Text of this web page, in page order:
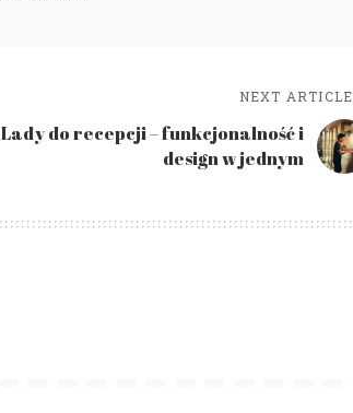
NEXT ARTICLE
Lady do recepcji – funkcjonalność i
design w jednym